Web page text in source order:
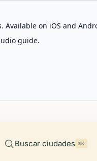
Available on iOS and
guide.
Buscar ciudades ⌘K